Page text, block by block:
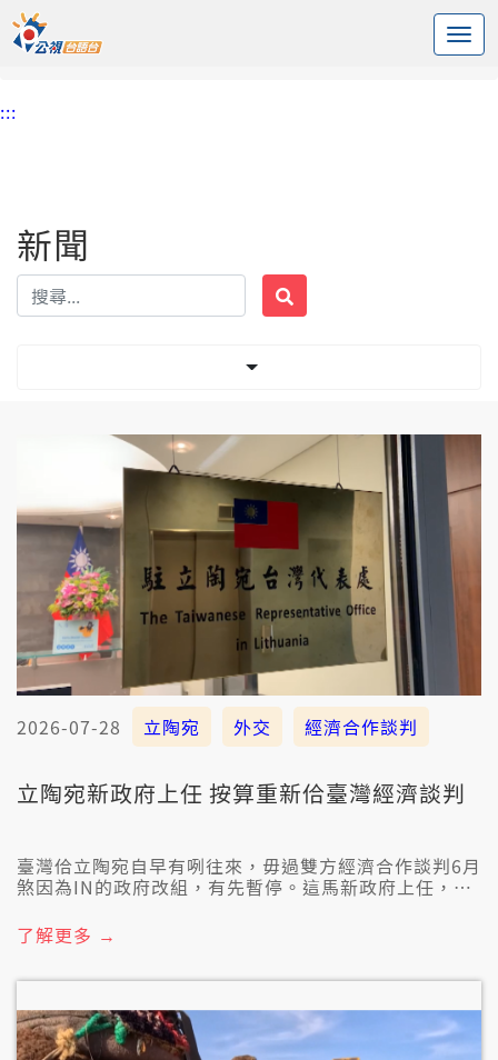
中央內容區塊
頭頁
:::
新聞
2026-07-28 立陶宛 外交 經濟合作談判
立陶宛新政府上任 按算重新佮臺灣經濟談判
臺灣佮立陶宛自早有咧往來，毋過雙方經濟合作談判6月
煞因為IN的政府改組，有先暫停。這馬新政府上任，強
了解更多 →